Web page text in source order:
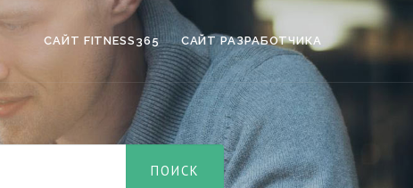
САЙТ FITNESS365 САЙТ РАЗРАБОТЧИКА